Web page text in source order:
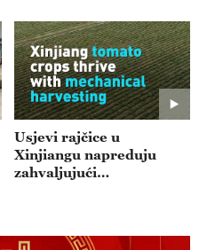
Usjevi rajčice u
Xinjiangu napreduju
zahvaljujući